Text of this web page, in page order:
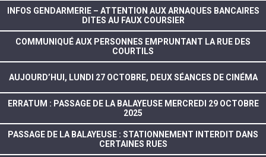
INFOS GENDARMERIE – ATTENTION AUX ARNAQUES BANCAIRES
DITES AU FAUX COURSIER
COMMUNIQUÉ AUX PERSONNES EMPRUNTANT LA RUE DES
COURTILS
AUJOURD’HUI, LUNDI 27 OCTOBRE, DEUX SÉANCES DE CINÉMA
ERRATUM : PASSAGE DE LA BALAYEUSE MERCREDI 29 OCTOBRE
2025
PASSAGE DE LA BALAYEUSE : STATIONNEMENT INTERDIT DANS
CERTAINES RUES